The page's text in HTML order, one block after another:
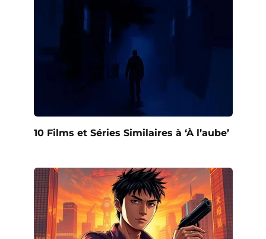
10 Films et Séries Similaires à ‘À l’aube’